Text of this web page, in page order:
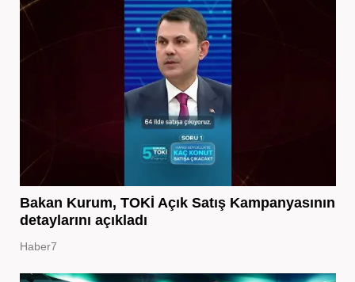
Bakan Kurum, TOKİ Açık Satış Kampanyasının
detaylarını açıkladı
Haber7